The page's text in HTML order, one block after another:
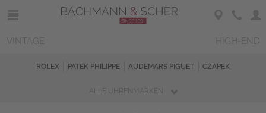
ROLEX PATEK PHILIPPE AUDEMARS PIGUET CZAPEK